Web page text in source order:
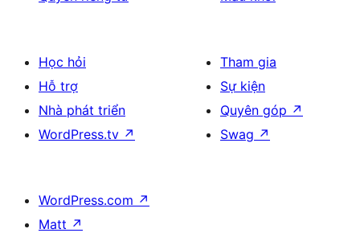
Học hỏi
Hỗ trợ
Nhà phát triển
WordPress.tv ↗
Tham gia
Sự kiện
Quyên góp ↗
Swag ↗
WordPress.com ↗
Matt ↗